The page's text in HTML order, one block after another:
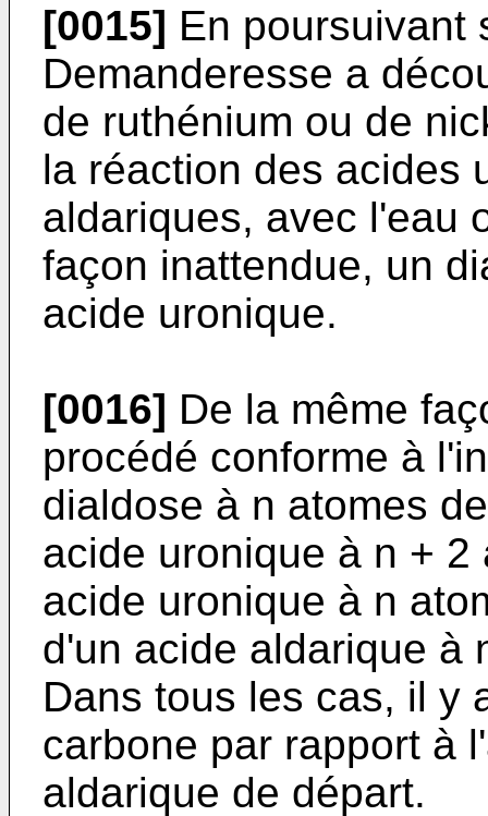
[0015] En poursuivant
Demanderesse a
de ruthénium ou de
la réaction des acides
aldariques, avec l'eau
façon inattendue, un
acide uronique.
[0016] De la même
procédé conforme à
dialdose à n atomes
acide uronique à n +
acide uronique à n
d'un acide aldarique à
Dans tous les cas, il y
carbone par rapport à
aldarique de départ.